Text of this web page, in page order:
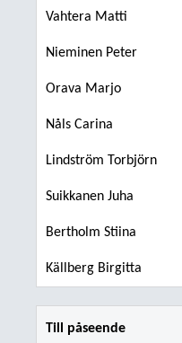
Vahtera Matti
Nieminen Peter
Orava Marjo
Nåls Carina
Lindström Torbjörn
Suikkanen Juha
Bertholm Stiina
Källberg Birgitta
Till påseende